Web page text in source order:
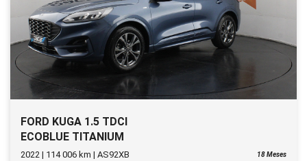
FORD KUGA 1.5 TDCI
ECOBLUE TITANIUM
(AUTO)
2022 | 114 006 km | AS92XB 18 Meses